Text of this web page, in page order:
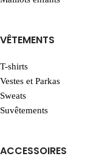
VÊTEMENTS
T-shirts
Vestes et Parkas
Sweats
Suvêtements
ACCESSOIRES